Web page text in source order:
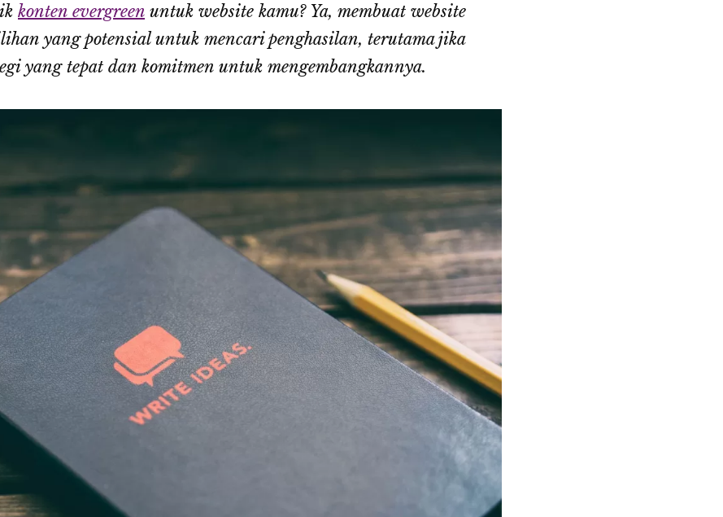
konten evergreen untuk website kamu? Ya, membuat website
yang potensial untuk mencari penghasilan, terutama jika
yang tepat dan komitmen untuk mengembangkannya.